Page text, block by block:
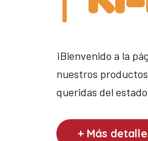
¡Bienvenido a la
nuestros
queridas del
+ Más